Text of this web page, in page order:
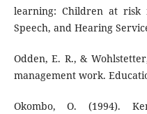
learning: Children at risk
Speech, and Hearing
Odden, E. R., &
management work.
Okombo, O. (1994).